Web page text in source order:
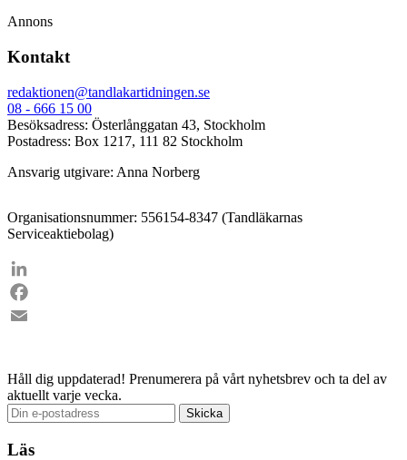
Annons
Kontakt
redaktionen@tandlakartidningen.se
08 - 666 15 00
Besöksadress: Österlånggatan 43, Stockholm
Postadress: Box 1217, 111 82 Stockholm
Ansvarig utgivare: Anna Norberg
Organisationsnummer: 556154-8347 (Tandläkarnas
Serviceaktiebolag)
LinkedIn
Facebook
Håll dig uppdaterad! Prenumerera på vårt nyhetsbrev och ta del av
aktuellt varje vecka.
Läs